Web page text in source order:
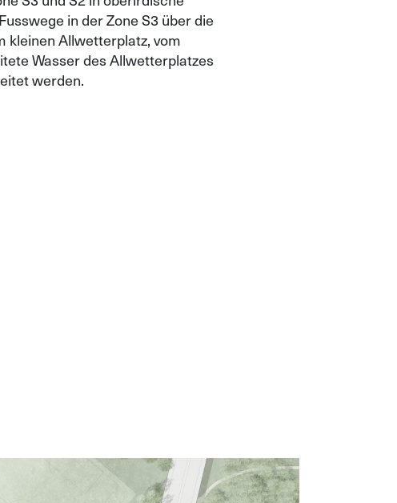
in der Zone S3 über die
kleinen Allwetterplatz, vom
Wasser des Allwetterplatzes
werden.